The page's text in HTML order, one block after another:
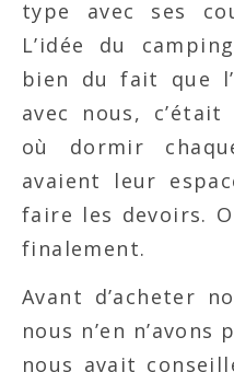
type avec ses
L’idée du
bien du fait que
avec nous,
où dormir
avaient leur
faire les devoirs.
finalement.
Avant d’acheter
nous n’en
nous avait